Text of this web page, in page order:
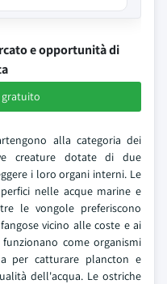
e opportunità di
gratuito
alla categoria dei
creature dotate di due
i loro organi interni. Le
nelle acque marine e
le vongole preferiscono
vicino alle coste e ai
come organismi
per catturare plancton e
dell'acqua. Le ostriche